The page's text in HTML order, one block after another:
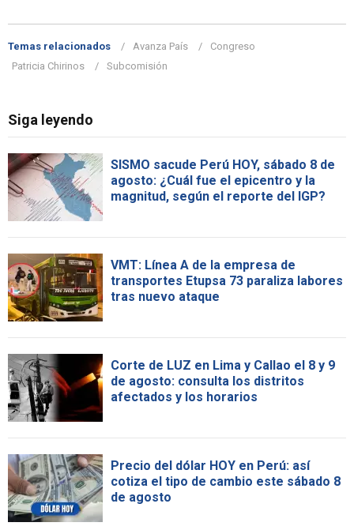
Temas relacionados Avanza País
Congreso
Patricia Chirinos
Subcomisión
Siga leyendo
SISMO sacude Perú HOY, sábado 8 de
agosto: ¿Cuál fue el epicentro y la
magnitud, según el reporte del IGP?
VMT: Línea A de la empresa de
transportes Etupsa 73 paraliza labores
tras nuevo ataque
Corte de LUZ en Lima y Callao el 8 y 9
de agosto: consulta los distritos
afectados y los horarios
Precio del dólar HOY en Perú: así
cotiza el tipo de cambio este sábado 8
de agosto